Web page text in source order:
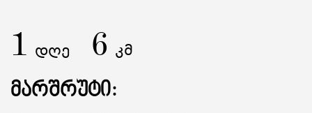
1 დღე 6 კმ
მარშრუტი: